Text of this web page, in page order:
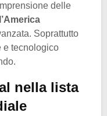
delle
l’America
Soprattutto
e tecnologico
nella lista